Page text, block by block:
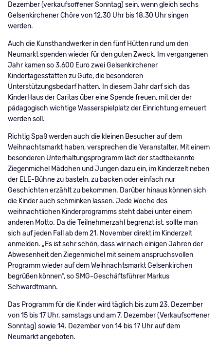
Dezember (verkaufsoffener Sonntag) sein, wenn gleich sechs
Gelsenkirchener Chöre von 12.30 Uhr bis 18.30 Uhr singen
werden.
Auch die Kunsthandwerker in den fünf Hütten rund um den
Neumarkt spenden wieder für den guten Zweck. Im vergangenen
Jahr kamen so 3.600 Euro zwei Gelsenkirchener
Kindertagesstätten zu Gute, die besonderen
Unterstützungsbedarf hatten. In diesem Jahr darf sich das
KinderHaus der Caritas über eine Spende freuen, mit der der
pädagogisch wichtige Wasserspielplatz der Einrichtung erneuert
werden soll.
Richtig Spaß werden auch die kleinen Besucher auf dem
Weihnachtsmarkt haben, versprechen die Veranstalter. Mit einem
besonderen Unterhaltungsprogramm lädt der stadtbekannte
Ziegenmichel Mädchen und Jungen dazu ein, im Kinderzelt neben
der ELE-Bühne zu basteln, zu backen oder einfach nur
Geschichten erzählt zu bekommen. Darüber hinaus können sich
die Kinder auch schminken lassen. Jede Woche des
weihnachtlichen Kinderprogramms steht dabei unter einem
anderen Motto. Da die Teilnehmerzahl begrenzt ist, sollte man
sich auf jeden Fall ab dem 21. November direkt im Kinderzelt
anmelden. „Es ist sehr schön, dass wir nach einigen Jahren der
Abwesenheit den Ziegenmichel mit seinem anspruchsvollen
Programm wieder auf dem Weihnachtsmarkt Gelsenkirchen
begrüßen können“, so SMG-Geschäftsführer Markus
Schwardtmann.
Das Programm für die Kinder wird täglich bis zum 23. Dezember
von 15 bis 17 Uhr, samstags und am 7. Dezember (Verkaufsoffener
Sonntag) sowie 14. Dezember von 14 bis 17 Uhr auf dem
Neumarkt angeboten.